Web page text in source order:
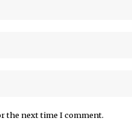
the next time I comment.